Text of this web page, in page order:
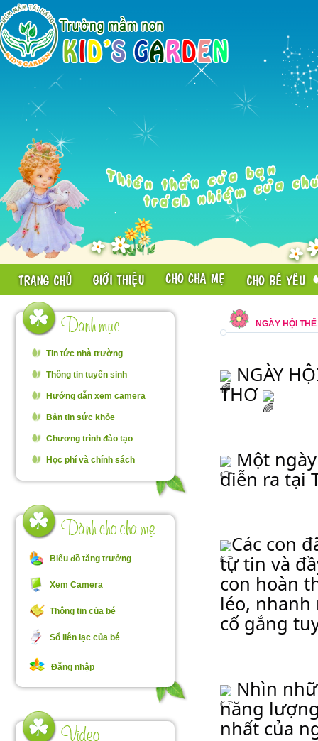
Tin tức nhà trường
Thông tin tuyển sinh
Hướng dẫn xem camera
Bản tin sức khỏe
Chương trình đào tạo
Học phí và chính sách
Biểu đồ tăng trưởng
Xem Camera
Thông tin của bé
Sổ liên lạc của bé
Đăng nhập
NGÀY HỘI
NGÀY
THƠ
Một
diễn ra tại
Các con
tự tin và
con hoàn
léo,
cố gắng
Nhìn
năng
nhất của